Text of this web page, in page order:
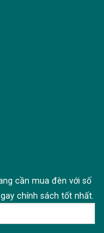
cần mua đèn với số
chính sách tốt nhất.